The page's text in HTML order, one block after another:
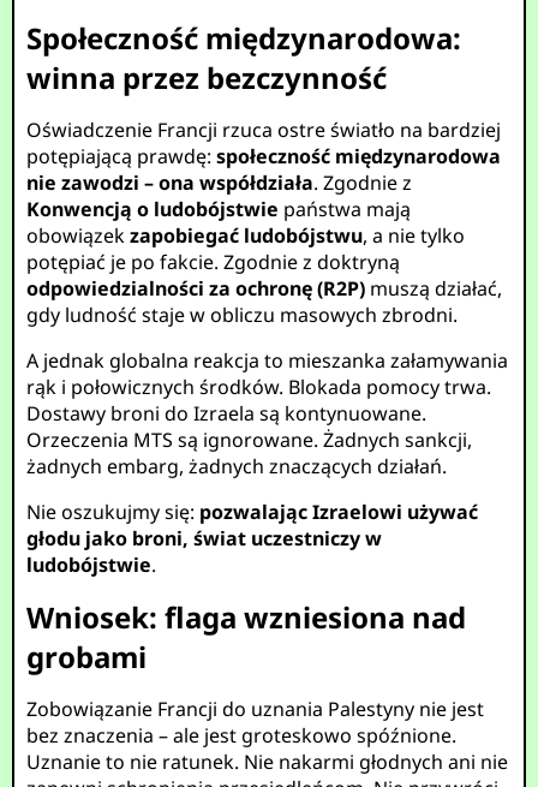
Społeczność międzynarodowa:
winna przez bezczynność
Oświadczenie Francji rzuca ostre światło na bardziej
potępiającą prawdę:społeczność międzynarodowa
nie zawodzi – ona współdziała. Zgodnie z
Konwencją o ludobójstwie państwa mają
obowiązekzapobiegać ludobójstwu, a nie tylko
potępiać je po fakcie. Zgodnie z doktryną
odpowiedzialności za ochronę (R2P) muszą działać,
gdy ludność staje w obliczu masowych zbrodni.
A jednak globalna reakcja to mieszanka załamywania
rąk i połowicznych środków. Blokada pomocy trwa.
Dostawy broni do Izraela są kontynuowane.
Orzeczenia MTS są ignorowane. Żadnych sankcji,
żadnych embarg, żadnych znaczących działań.
Nie oszukujmy się: pozwalając Izraelowi używać
głodu jako broni, świat uczestniczy w
ludobójstwie.
Wniosek: flaga wzniesiona nad
grobami
Zobowiązanie Francji do uznania Palestyny nie jest
bez znaczenia – ale jest groteskowo spóźnione.
Uznanie to nie ratunek. Nie nakarmi głodnych ani nie